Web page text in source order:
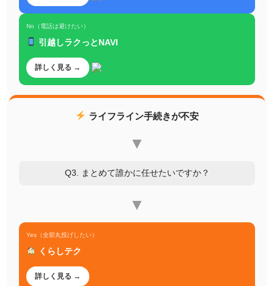
No（電話は避けたい）
引越しラクっとNAVI
詳しく見る →
ライフライン手続きが不安
▼
Q3. まとめて誰かに任せたいですか？
▼
Yes（全部丸投げしたい）
くらしテク
詳しく見る →